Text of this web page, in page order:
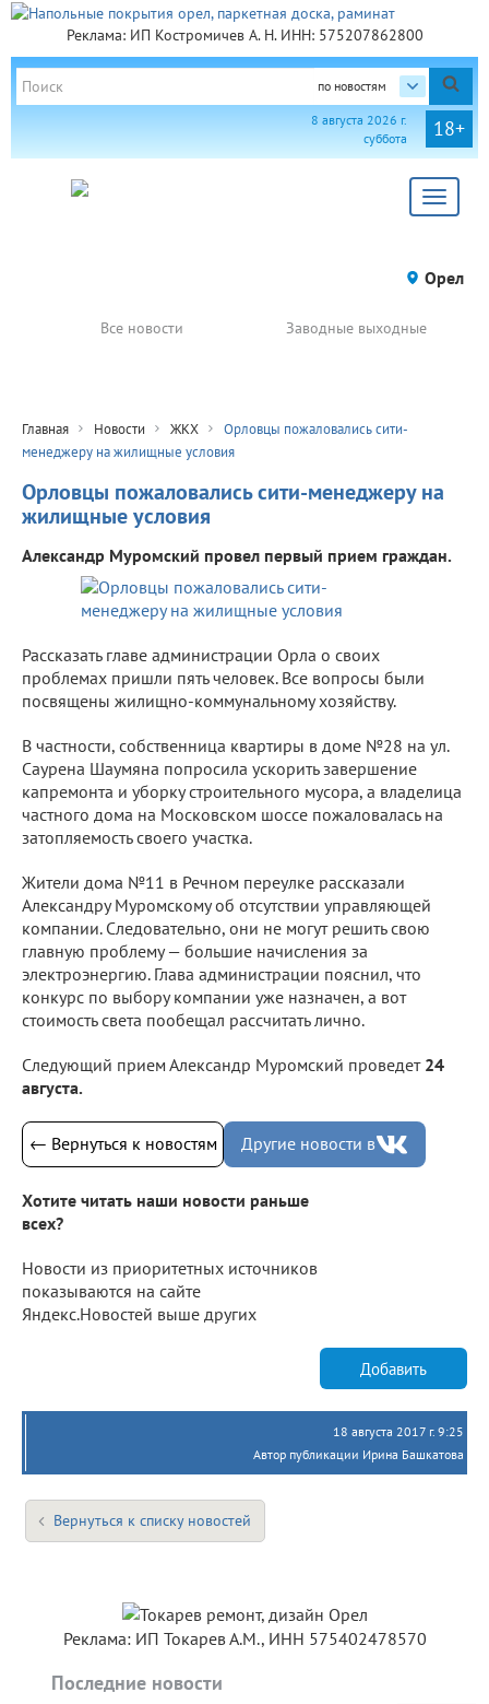
Реклама: ИП Костромичев А. Н. ИНН: 575207862800
по новостям
18+
8 августа 2026 г.
суббота
Toggle
Орел
Все новости Заводные выходные
Главная Новости ЖКХ
Орловцы пожаловались сити-
менеджеру на жилищные условия
Орловцы пожаловались сити-менеджеру на
жилищные условия
Александр Муромский провел первый прием граждан.
Рассказать главе администрации Орла о своих
проблемах пришли пять человек. Все вопросы были
посвящены жилищно-коммунальному хозяйству.
В частности, собственница квартиры в доме №28 на ул.
Саурена Шаумяна попросила ускорить завершение
капремонта и уборку строительного мусора, а владелица
частного дома на Московском шоссе пожаловалась на
затопляемость своего участка.
Жители дома №11 в Речном переулке рассказали
Александру Муромскому об отсутствии управляющей
компании. Следовательно, они не могут решить свою
главную проблему — большие начисления за
электроэнергию. Глава администрации пояснил, что
конкурс по выбору компании уже назначен, а вот
стоимость света пообещал рассчитать лично.
Следующий прием Александр Муромский проведет24
августа.
← Вернуться к новостям Другие новости в
Хотите читать наши новости раньше
всех?
Новости из приоритетных источников
показываются на сайте
Яндекс.Новостей выше других
Добавить
18 августа 2017 г. 9:25
Автор публикации Ирина Башкатова
Вернуться к списку новостей
Реклама: ИП Токарев А.М., ИНН 575402478570
Последние новости